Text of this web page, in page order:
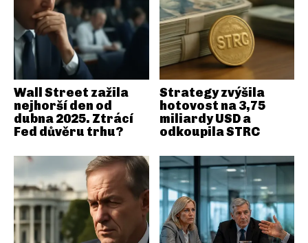
Wall Street zažila
nejhorší den od
dubna 2025. Ztrácí
Fed důvěru trhu?
Strategy zvýšila
hotovost na 3,75
miliardy USD a
odkoupila STRC